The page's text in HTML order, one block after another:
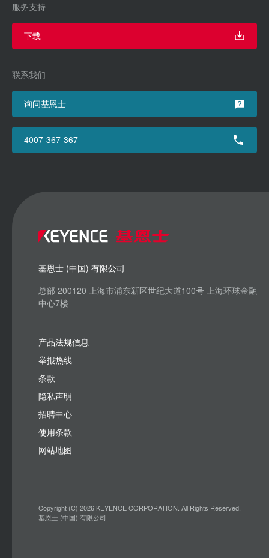
服务支持
下载
联系我们
询问基恩士
4007-367-367
基恩士 (中国) 有限公司
总部 200120 上海市浦东新区世纪大道100号 上海环球金融
中心7楼
产品法规信息
举报热线
条款
隐私声明
招聘中心
使用条款
网站地图
Copyright (C) 2026 KEYENCE CORPORATION. All Rights Reserved.
基恩士 (中国) 有限公司